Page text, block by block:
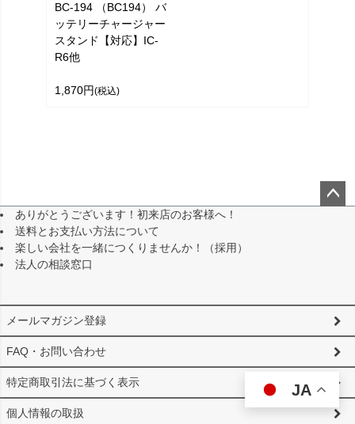
JA
BC-194 （BC194） バ
ッテリーチャージャー
スタンド【対応】IC-
R6他
1,870円(税込)
ありがとうございます！初来店のお客様へ！
送料とお支払い方法について
楽しい会社を一緒につくりませんか！（採用）
法人の相談窓口
メールマガジン登録
FAQ・お問い合わせ
特定商取引法に基づく表示
個人情報の取扱